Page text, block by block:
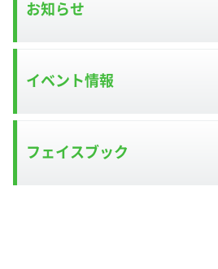
お知らせ
イベント情報
フェイスブック